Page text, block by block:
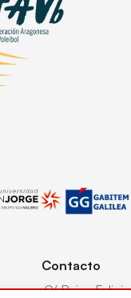
Contacto
C/ Reina Felicia